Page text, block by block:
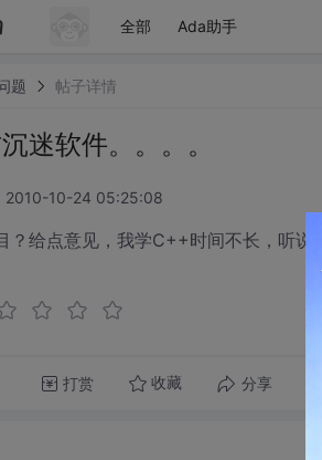
全部 Ada助手
题 帖子详情
迷软件。。。。
2010-10-24 05:25:08
？给点意见，我学C++时间不长，听说
打赏 收藏 分享